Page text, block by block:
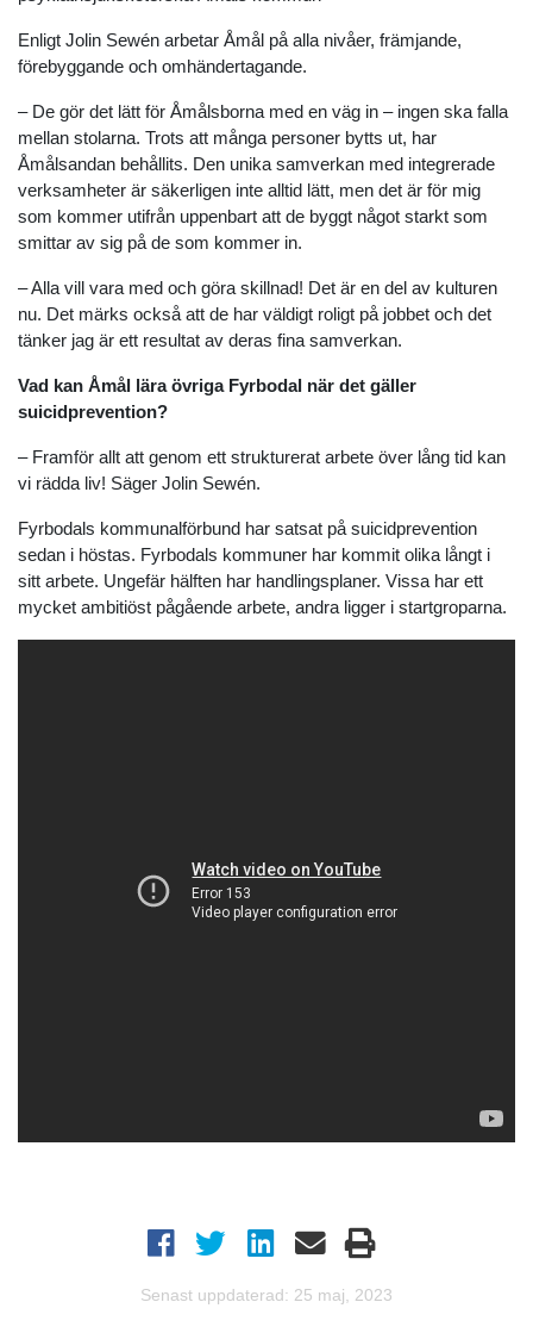
Enligt Jolin Sewén arbetar Åmål på alla nivåer, främjande,
förebyggande och omhändertagande.
– De gör det lätt för Åmålsborna med en väg in – ingen ska falla
mellan stolarna. Trots att många personer bytts ut, har
Åmålsandan behållits. Den unika samverkan med integrerade
verksamheter är säkerligen inte alltid lätt, men det är för mig
som kommer utifrån uppenbart att de byggt något starkt som
smittar av sig på de som kommer in.
– Alla vill vara med och göra skillnad! Det är en del av kulturen
nu. Det märks också att de har väldigt roligt på jobbet och det
tänker jag är ett resultat av deras fina samverkan.
Vad kan Åmål lära övriga Fyrbodal när det gäller
suicidprevention?
– Framför allt att genom ett strukturerat arbete över lång tid kan
vi rädda liv! Säger Jolin Sewén.
Fyrbodals kommunalförbund har satsat på suicidprevention
sedan i höstas. Fyrbodals kommuner har kommit olika långt i
sitt arbete. Ungefär hälften har handlingsplaner. Vissa har ett
mycket ambitiöst pågående arbete, andra ligger i startgroparna.
Senast uppdaterad: 25 maj, 2023